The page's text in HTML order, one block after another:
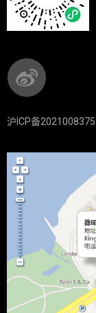
沪ICP备2021008375